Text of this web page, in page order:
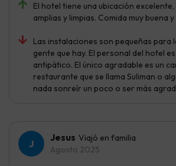
El hotel tiene una ubicación
amplias y limpias. Comida muy buena
Las instalaciones son pequeñas para
gente que hay. El personal del hotel
antipático. El único agradable es un
restaurante que se llama Suliman o
nada sonreír un poco o ser más
Jesus Viajó en familia
Agosto 2025